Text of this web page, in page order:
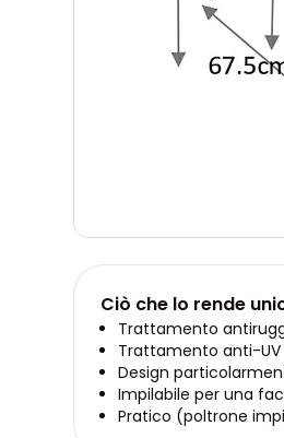
Ciò che lo rende
Trattamento
Trattamento anti-UV
Design
Impilabile per una
Pratico (poltrone